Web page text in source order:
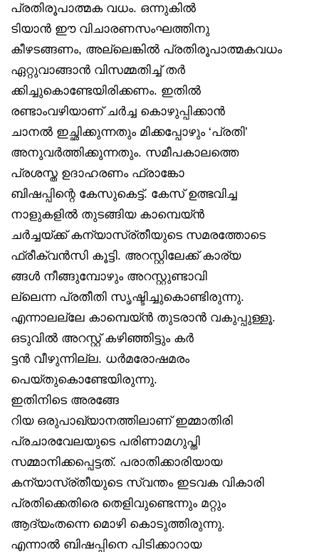
പ്രതിരൂപാത്മക വധം. ഒന്നുകിൽ
ടിയാൻ ഈ വിചാരണസംഘത്തിനു
കീഴടങ്ങണം, അല്ലെങ്കിൽ പ്രതിരൂപാത്മകവധം
ഏറ്റുവാങ്ങാൻ വിസമ്മതിച്ച് തർ
ക്കിച്ചുകൊണ്ടേയിരിക്കണം. ഇതിൽ
രണ്ടാംവഴിയാണ് ചർച്ച കൊഴുപ്പിക്കാൻ
ചാനൽ ഇച്ഛിക്കുന്നതും മിക്കപ്പോഴും ‘പ്രതി’
അനുവർത്തിക്കുന്നതും. സമീപകാലത്തെ
പ്രശസ്ത ഉദാഹരണം ഫ്രാങ്കോ
ബിഷപ്പിന്റെ കേസുകെട്ട്. കേസ് ഉത്ഭവിച്ച
നാളുകളിൽ തുടങ്ങിയ കാമ്പെയ്ൻ
ചർച്ചയ്ക്ക് കന്യാസ്ര്തീയുടെ സമരത്തോടെ
ഫ്രീക്വൻസി കൂട്ടി. അറസ്റ്റിലേക്ക് കാര്യ
ങ്ങൾ നീങ്ങുമ്പോഴും അറസ്റ്റുണ്ടാവി
ല്ലെന്ന പ്രതീതി സൃഷ്ടിച്ചുകൊണ്ടിരുന്നു.
എന്നാലല്ലേ കാമ്പെയ്ൻ തുടരാൻ വകുപ്പുള്ളൂ.
ഒടുവിൽ അറസ്റ്റ് കഴിഞ്ഞിട്ടും കർ
ട്ടൻ വീഴുന്നില്ല. ധർമരോഷമരം
പെയ്തുകൊണ്ടേയിരുന്നു.
ഇതിനിടെ അരങ്ങേ
റിയ ഒരുപാഖ്യാനത്തിലാണ് ഇമ്മാതിരി
പ്രചാരവേലയുടെ പരിണാമഗുപ്തി
സമ്മാനിക്കപ്പെട്ടത്. പരാതിക്കാരിയായ
കന്യാസ്ര്തീയുടെ സ്വന്തം ഇടവക വികാരി
പ്രതിക്കെതിരെ തെളിവുണ്ടെന്നും മറ്റും
ആദ്യംതന്നെ മൊഴി കൊടുത്തിരുന്നു.
എന്നാൽ ബിഷപ്പിനെ പിടിക്കാറായ